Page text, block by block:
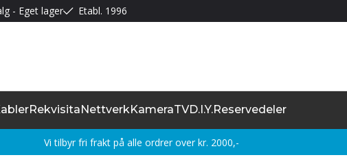
- Eget lager Etabl. 1996
RekvisitaNettverkKameraTVD.I.Y.Reservedeler
Vi tilbyr fri frakt på alle ordrer over kr. 2000,-